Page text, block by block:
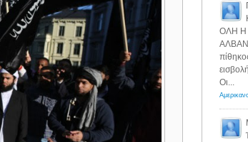
ΟΛΗ
Οι...